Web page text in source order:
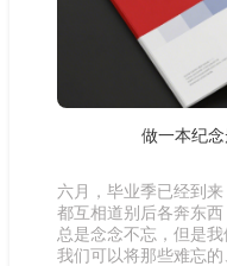
做一本纪
六月，毕业季已经到
都互相道别后各奔东
总是念念不忘，但是
我们可以将那些难忘的